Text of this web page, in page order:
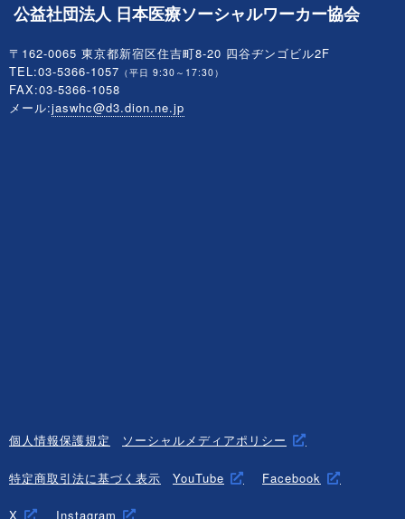
公益社団法人 日本医療ソーシャルワーカー協会
〒162-0065 東京都新宿区住吉町8-20 四谷ヂンゴビル2F
TEL:03-5366-1057 （平日 9:30～17:30）
FAX:03-5366-1058
メール:jaswhc@d3.dion.ne.jp
個人情報保護規定 ソーシャルメディアポリシー
特定商取引法に基づく表示 YouTube Facebook
X Instagram